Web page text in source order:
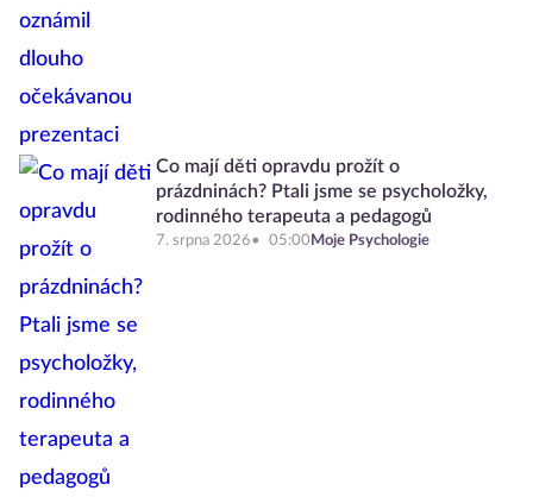
Co mají děti opravdu prožít o
prázdninách? Ptali jsme se psycholožky,
rodinného terapeuta a pedagogů
7. srpna 2026 05:00 Moje Psychologie